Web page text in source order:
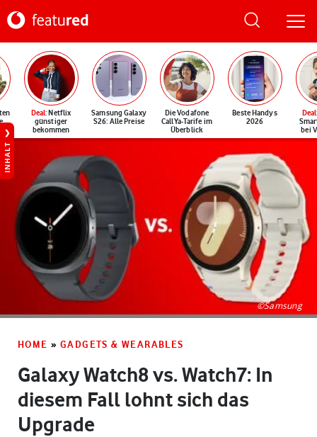
Deal: Netflix
günstiger
bekommen
Samsung Galaxy
S26: Alle Preise
Die Vodafone
CallYa-Tarife im
Überblick
Beste Handys
2026
Deal
bei
INHALT
©Samsung
HOME » GADGETS & WEARABLES
Galaxy Watch8 vs. Watch7: In
diesem Fall lohnt sich das
Upgrade